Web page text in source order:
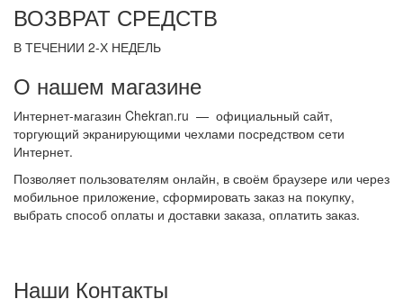
ВОЗВРАТ СРЕДСТВ
В ТЕЧЕНИИ 2-Х НЕДЕЛЬ
О нашем магазине
Интернет-магазин Chekran.ru — официальный сайт,
торгующий экранирующими чехлами посредством сети
Интернет.
Позволяет пользователям онлайн, в своём браузере или через
мобильное приложение, сформировать заказ на покупку,
выбрать способ оплаты и доставки заказа, оплатить заказ.
Наши Контакты